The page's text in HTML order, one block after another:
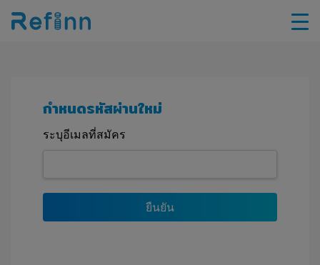
กำหนดรหัสผ่านใหม่
ระบุอีเมลที่สมัคร
ยืนยัน